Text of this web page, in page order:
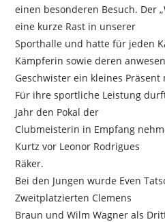
einen besonderen Besuch. Der
eine kurze Rast in unserer
Sporthalle und hatte für jeden
Kämpferin sowie deren
Geschwister ein kleines Präsent
Für ihre sportliche Leistung
Jahr den Pokal der
Clubmeisterin in Empfang
Kurtz vor Leonor Rodrigues
Räker.
Bei den Jungen wurde Even
Zweitplatzierten Clemens
Braun und Wilm Wagner als